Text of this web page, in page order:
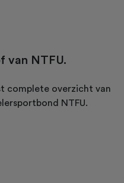
van NTFU.
complete overzicht van
NTFU.